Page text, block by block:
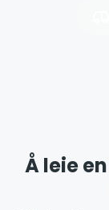
Å leie